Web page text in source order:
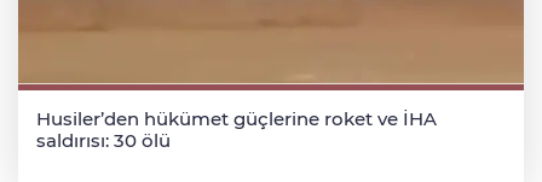
Husiler’den hükümet güçlerine roket ve İHA
saldırısı: 30 ölü